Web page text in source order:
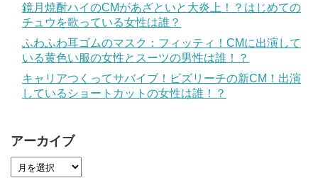
鏡月焼酎ハイのCMがあざといと大炎上！？はじめての
チュウを歌っている女性は誰？
ふわふわ耳ゴムのマスク：フィッティ！CMに出演して
いる黄色い服の女性とスーツの男性は誰！？
キャリアつくってサバイブ！ビズリーチの新CM！出演
しているショートカットの女性は誰！？
アーカイブ